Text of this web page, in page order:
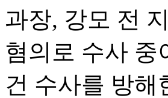
과장, 강모 전
혐의로 수사 중
건 수사를 방해